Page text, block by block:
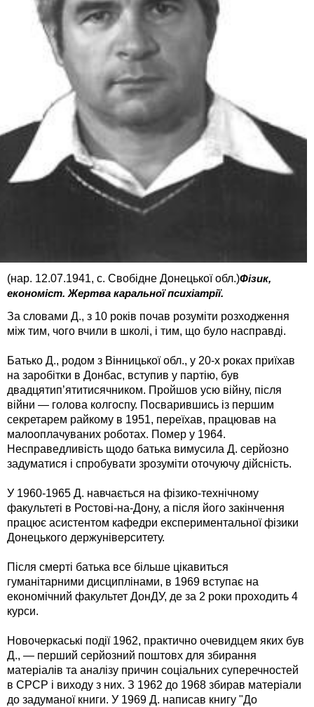
(нар. 12.07.1941, с. Свобідне Донецької обл.)Фізик,
економіст. Жертва каральної психіатрії.
За словами Д., з 10 років почав розуміти розходження
між тим, чого вчили в школі, і тим, що було насправді.
Батько Д., родом з Вінницької обл., у 20-х роках приїхав
на заробітки в Донбас, вступив у партію, був
двадцятип’ятитисячником. Пройшов усю війну, після
війни — голова колгоспу. Посварившись із першим
секретарем райкому в 1951, переїхав, працював на
малооплачуваних роботах. Помер у 1964.
Несправедливість щодо батька вимусила Д. серйозно
задуматися і спробувати зрозуміти оточуючу дійсність.
У 1960-1965 Д. навчається на фізико-технічному
факультеті в Ростові-на-Дону, а після його закінчення
працює асистентом кафедри експериментальної фізики
Донецького держуніверситету.
Після смерті батька все більше цікавиться
гуманітарними дисциплінами, в 1969 вступає на
економічний факультет ДонДУ, де за 2 роки проходить 4
курси.
Новочеркаські події 1962, практично очевидцем яких був
Д., — перший серйозний поштовх для збирання
матеріалів та аналізу причин соціальних суперечностей
в СРСР і виходу з них. З 1962 до 1968 збирав матеріали
до задуманої книги. У 1969 Д. написав книгу "До